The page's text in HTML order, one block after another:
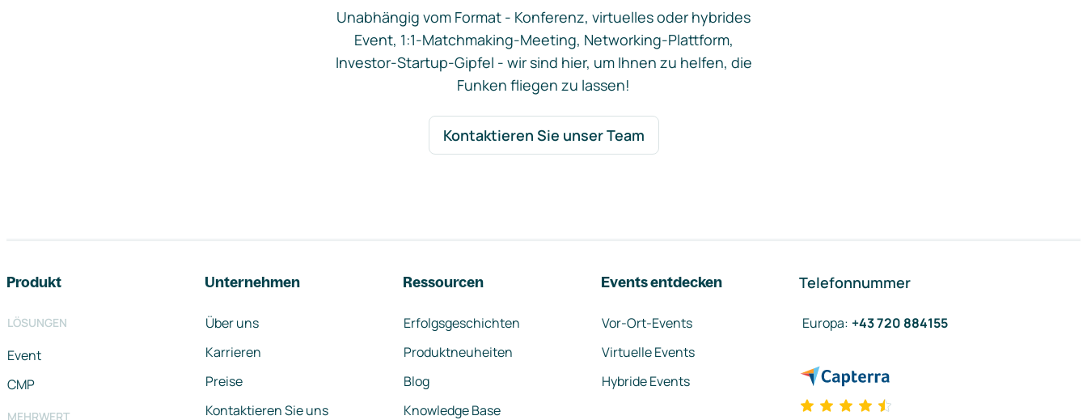
Unabhängig vom Format - Konferenz, virtuelles oder hybrides
Event, 1:1-Matchmaking-Meeting, Networking-Plattform,
Investor-Startup-Gipfel - wir sind hier, um Ihnen zu helfen, die
Funken fliegen zu lassen!
Kontaktieren Sie unser Team
Produkt
LÖSUNGEN
Event
CMP
MEHRWERT
Unternehmen
Über uns
Karrieren
Preise
Kontaktieren Sie uns
Ressourcen
Erfolgsgeschichten
Produktneuheiten
Blog
Knowledge Base
Events entdecken
Vor-Ort-Events
Virtuelle Events
Hybride Events
Telefonnummer
Europa: +43 720 884155